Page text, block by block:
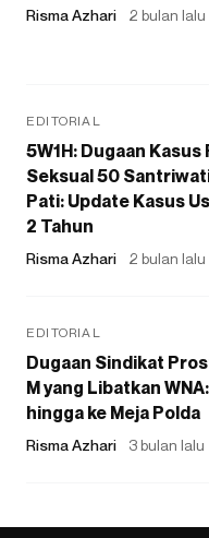
Risma Azhari 2 bulan lalu
EDITORIAL
5W1H: Dugaan
Seksual 50
Pati: Update Kasus
2 Tahun
Risma Azhari 2 bulan lalu
EDITORIAL
Dugaan Sindikat
M yang Libatkan
hingga ke Meja Polda
Risma Azhari 3 bulan lalu